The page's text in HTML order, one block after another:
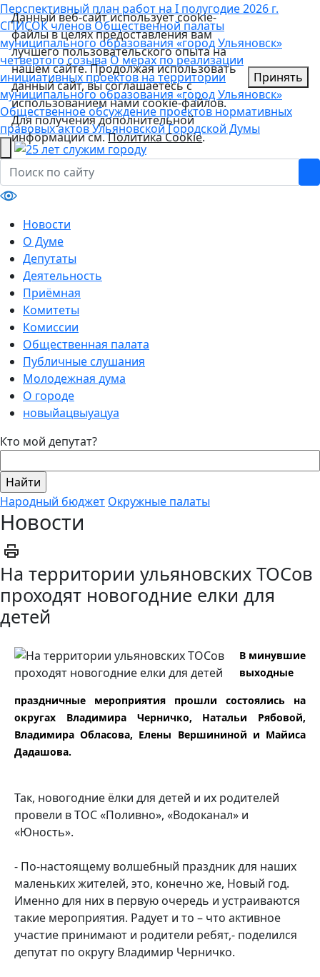
Перспективный план работ на I полугодие 2026 г.
СПИСОК членов Общественной палаты
муниципального образования «город Ульяновск»
четвертого созываО мерах по реализации
инициативных проектов на территории
муниципального образования «город Ульяновск»
Общественное обсуждение проектов нормативных
правовых актов Ульяновской Городской Думы
Новости
О Думе
Депутаты
Деятельность
Приёмная
Комитеты
Комиссии
Общественная палата
Публичные слушания
Молодежная дума
О городе
новыйацвыуацуа
Кто мой депутат?
Народный бюджет Окружные палаты
Новости
На территории ульяновских ТОСов
проходят новогодние елки для
детей
В минувшие
выходные
праздничные мероприятия прошли состоялись на
округах Владимира Черничко, Натальи Рябовой,
Владимира Обласова, Елены Вершининой и Майиса
Дадашова.
Так, новогодние ёлки для детей и их родителей
провели в ТОС «Поливно», «Водоканал» и
«Юность».
- По-настоящему волшебный праздник для наших
маленьких жителей, это, конечно же, Новый год.
Именно для них в первую очередь и устраиваются
такие мероприятия. Радует и то – что активное
участие принимают и родители ребят,- поделился
депутат по округу Владимир Черничко.
Данный веб-сайт использует cookie-
файлы в целях предоставления вам
лучшего пользовательского опыта на
нашем сайте. Продолжая использовать
данный сайт, вы соглашаетесь с
использованием нами cookie-файлов.
Для получения дополнительной
информации см.Политика Cookie.
Принять